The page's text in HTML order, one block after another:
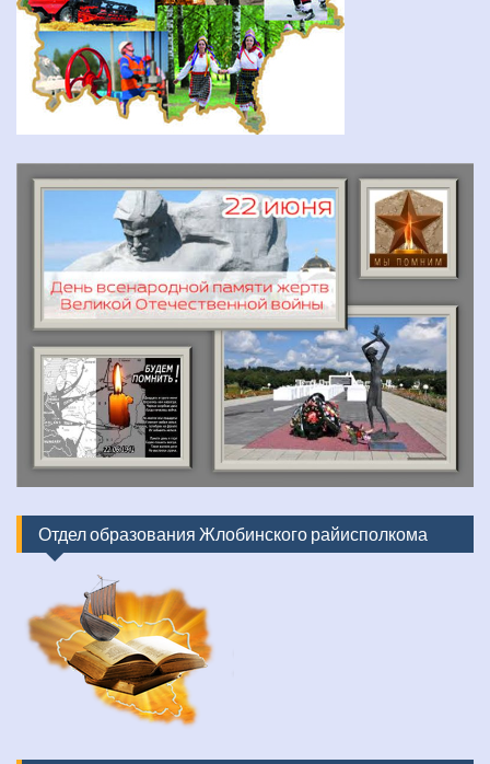
Отдел образования Жлобинского райисполкома